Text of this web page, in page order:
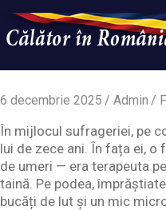
content
simplu
WordPress
6 decembrie 2025 Admin
În mijlocul sufrageriei, pe
lui de zece ani. În fața ei, o
de umeri — era terapeuta
taină. Pe podea,
bucăți de lut și un mic